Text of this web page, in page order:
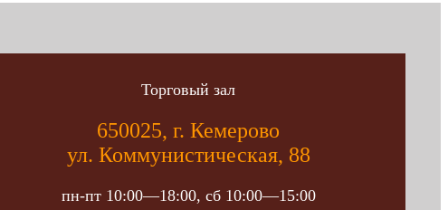
Торговый зал
650025, г. Кемерово
ул. Коммунистическая, 88
пн-пт 10:00—18:00, сб 10:00—15:00